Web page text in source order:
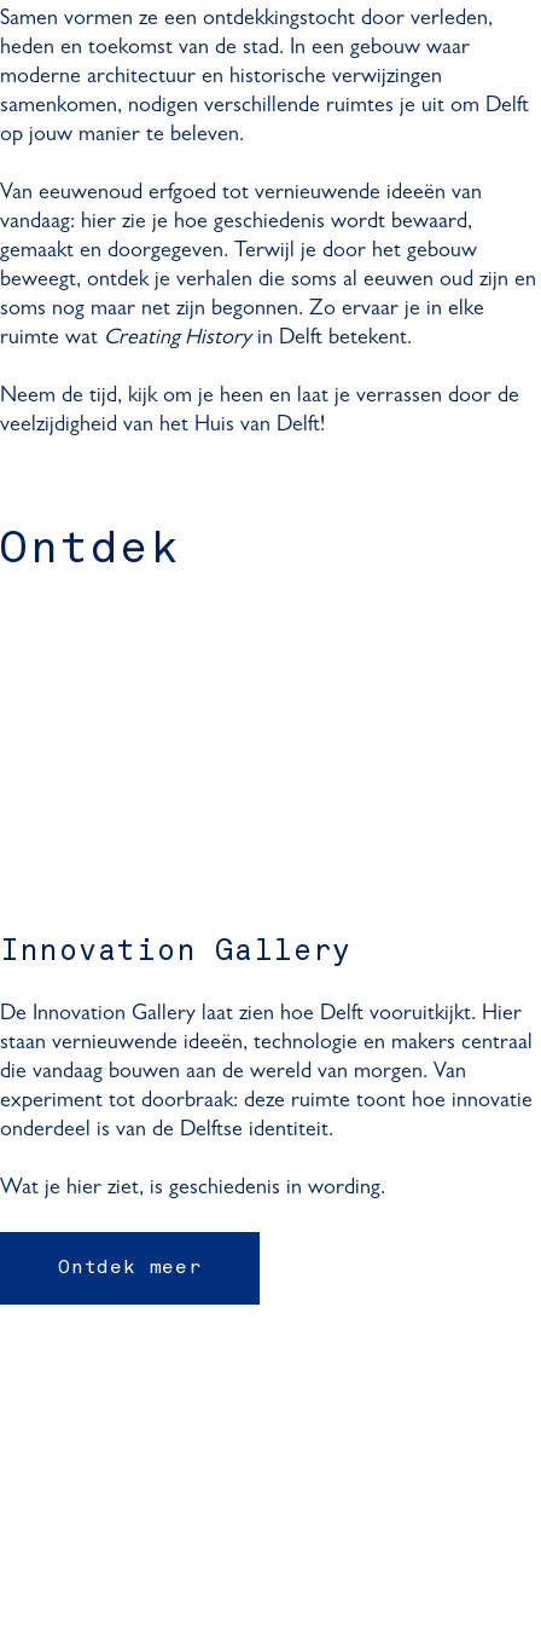
Samen vormen ze een ontdekkingstocht door verleden,
heden en toekomst van de stad. In een gebouw waar
moderne architectuur en historische verwijzingen
samenkomen, nodigen verschillende ruimtes je uit om Delft
op jouw manier te beleven.
Van eeuwenoud erfgoed tot vernieuwende ideeën van
vandaag: hier zie je hoe geschiedenis wordt bewaard,
gemaakt en doorgegeven. Terwijl je door het gebouw
beweegt, ontdek je verhalen die soms al eeuwen oud zijn en
soms nog maar net zijn begonnen. Zo ervaar je in elke
ruimte wat Creating Historyin Delft betekent.
Neem de tijd, kijk om je heen en laat je verrassen door de
veelzijdigheid van het Huis van Delft!
Ontdek
Innovation Gallery
De Innovation Gallery laat zien hoe Delft vooruitkijkt. Hier
staan vernieuwende ideeën, technologie en makers centraal
die vandaag bouwen aan de wereld van morgen. Van
experiment tot doorbraak: deze ruimte toont hoe innovatie
onderdeel is van de Delftse identiteit.
Wat je hier ziet, is geschiedenis in wording.
Ontdek meer